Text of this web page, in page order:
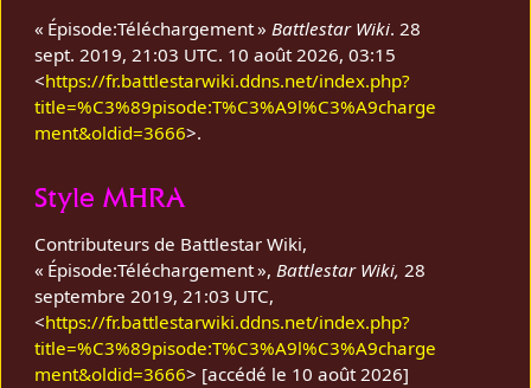
« Épisode:Téléchargement » Battlestar Wiki. 28
sept. 2019, 21:03 UTC. 10 août 2026, 03:15
<https://fr.battlestarwiki.ddns.net/index.php?
title=%C3%89pisode:T%C3%A9l%C3%A9charge
ment&oldid=3666>.
Style MHRA
Contributeurs de Battlestar Wiki,
« Épisode:Téléchargement »,Battlestar Wiki, 28
septembre 2019, 21:03 UTC,
<https://fr.battlestarwiki.ddns.net/index.php?
title=%C3%89pisode:T%C3%A9l%C3%A9charge
ment&oldid=3666> [accédé le 10 août 2026]